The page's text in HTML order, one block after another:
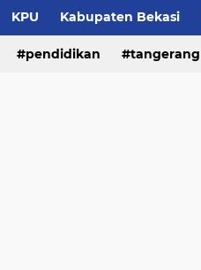
KPU Kabupaten Bekasi
Polri peristiwa
pendidikan